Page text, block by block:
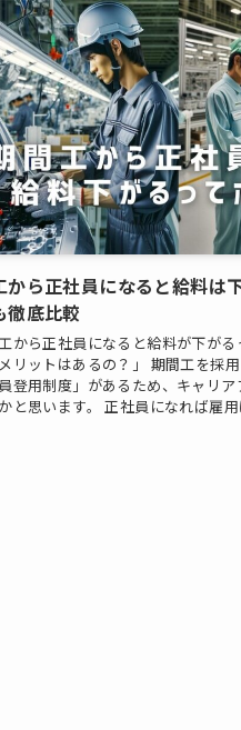
から正社員になると給料は
徹底比較
工から正社員になると給料が下が
リットはあるの？」 期間工を採
員登用制度」があるため、キャリ
と思います。 正社員になれば雇